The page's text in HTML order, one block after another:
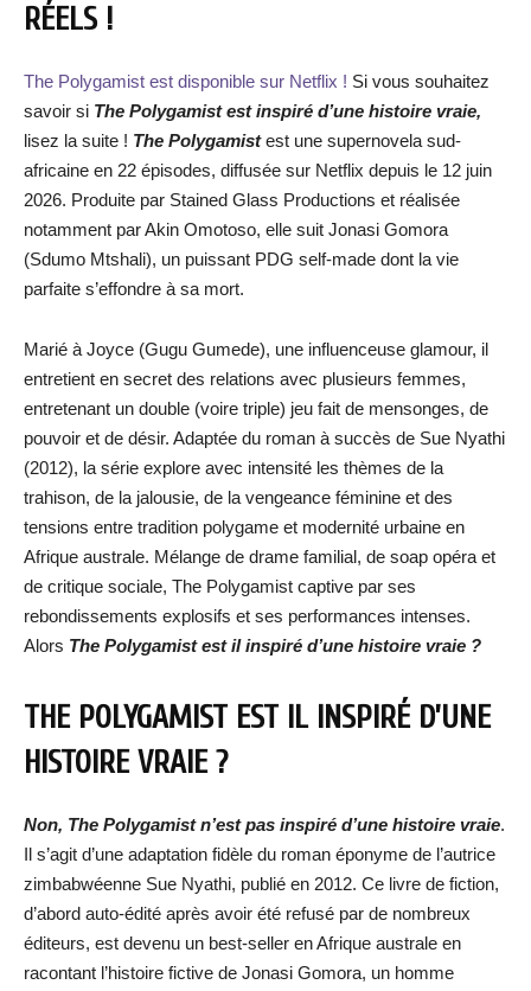
RÉELS !
The Polygamist est disponible sur Netflix ! Si vous souhaitez
savoir si The Polygamist est inspiré d’une histoire vraie,
lisez la suite ! The Polygamistest une supernovela sud-
africaine en 22 épisodes, diffusée sur Netflix depuis le 12 juin
2026. Produite par Stained Glass Productions et réalisée
notamment par Akin Omotoso, elle suit Jonasi Gomora
(Sdumo Mtshali), un puissant PDG self-made dont la vie
parfaite s’effondre à sa mort.
Marié à Joyce (Gugu Gumede), une influenceuse glamour, il
entretient en secret des relations avec plusieurs femmes,
entretenant un double (voire triple) jeu fait de mensonges, de
pouvoir et de désir. Adaptée du roman à succès de Sue Nyathi
(2012), la série explore avec intensité les thèmes de la
trahison, de la jalousie, de la vengeance féminine et des
tensions entre tradition polygame et modernité urbaine en
Afrique australe. Mélange de drame familial, de soap opéra et
de critique sociale, The Polygamist captive par ses
rebondissements explosifs et ses performances intenses.
Alors The Polygamist est il inspiré d’une histoire vraie ?
THE POLYGAMIST EST IL INSPIRÉ D’UNE
HISTOIRE VRAIE ?
Non, The Polygamist n’est pas inspiré d’une histoire vraie.
Il s’agit d’une adaptation fidèle du roman éponyme de l’autrice
zimbabwéenne Sue Nyathi, publié en 2012. Ce livre de fiction,
d’abord auto-édité après avoir été refusé par de nombreux
éditeurs, est devenu un best-seller en Afrique australe en
racontant l’histoire fictive de Jonasi Gomora, un homme